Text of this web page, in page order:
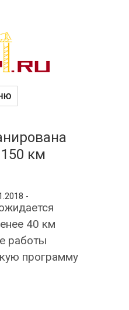
рубрики
км
-
40 км
работы
программу